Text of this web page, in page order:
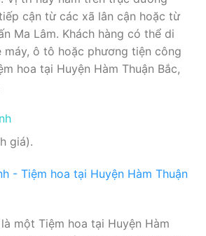
cận từ các xã lân cận hoặc từ
Ma Lâm. Khách hàng có thể di
máy, ô tô hoặc phương tiện công
hoa tại Huyện Hàm Thuận Bắc,
giá).
một Tiệm hoa tại Huyện Hàm